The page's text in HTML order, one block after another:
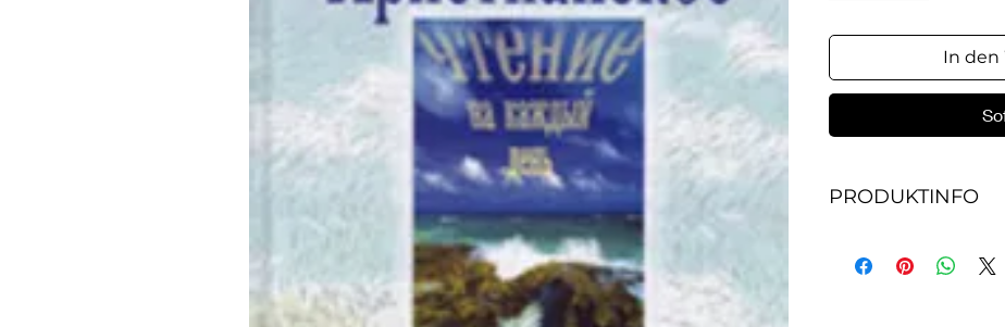
In den
PRODUKTINFO
href="http://